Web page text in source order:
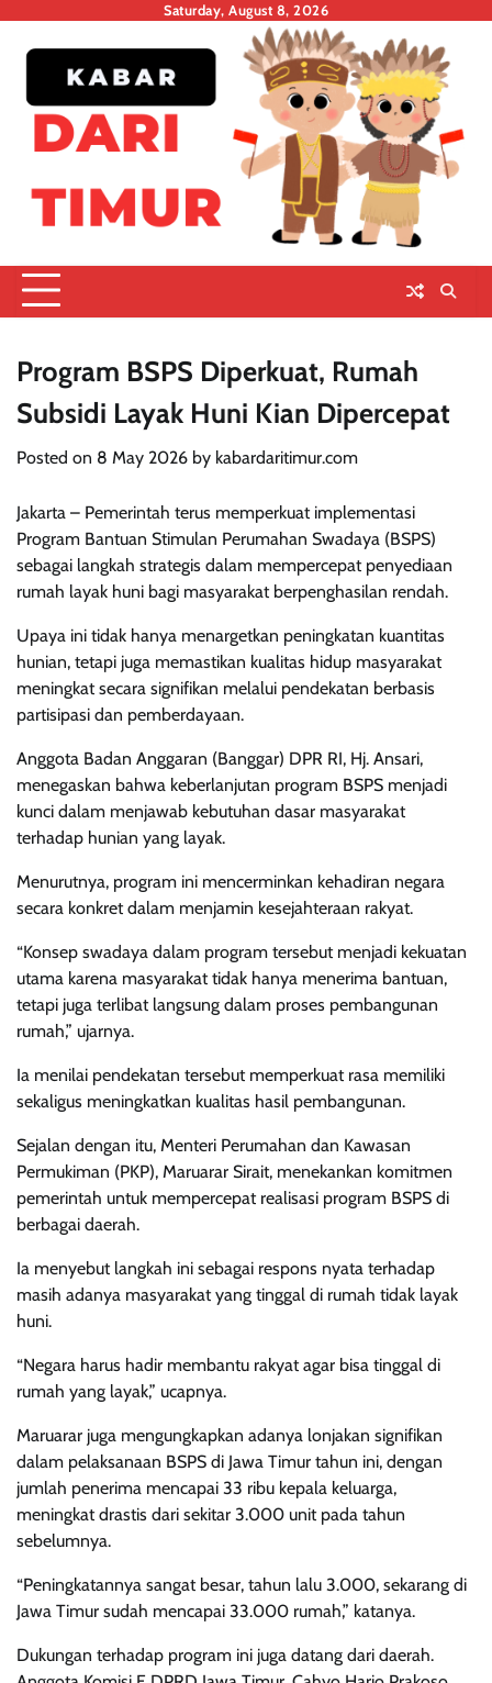
Saturday, August 8, 2026
Program BSPS Diperkuat, Rumah
Subsidi Layak Huni Kian Dipercepat
Posted on 8 May 2026 by kabardaritimur.com
Jakarta – Pemerintah terus memperkuat implementasi
Program Bantuan Stimulan Perumahan Swadaya (BSPS)
sebagai langkah strategis dalam mempercepat penyediaan
rumah layak huni bagi masyarakat berpenghasilan rendah.
Upaya ini tidak hanya menargetkan peningkatan kuantitas
hunian, tetapi juga memastikan kualitas hidup masyarakat
meningkat secara signifikan melalui pendekatan berbasis
partisipasi dan pemberdayaan.
Anggota Badan Anggaran (Banggar) DPR RI, Hj. Ansari,
menegaskan bahwa keberlanjutan program BSPS menjadi
kunci dalam menjawab kebutuhan dasar masyarakat
terhadap hunian yang layak.
Menurutnya, program ini mencerminkan kehadiran negara
secara konkret dalam menjamin kesejahteraan rakyat.
“Konsep swadaya dalam program tersebut menjadi kekuatan
utama karena masyarakat tidak hanya menerima bantuan,
tetapi juga terlibat langsung dalam proses pembangunan
rumah,” ujarnya.
Ia menilai pendekatan tersebut memperkuat rasa memiliki
sekaligus meningkatkan kualitas hasil pembangunan.
Sejalan dengan itu, Menteri Perumahan dan Kawasan
Permukiman (PKP), Maruarar Sirait, menekankan komitmen
pemerintah untuk mempercepat realisasi program BSPS di
berbagai daerah.
Ia menyebut langkah ini sebagai respons nyata terhadap
masih adanya masyarakat yang tinggal di rumah tidak layak
huni.
“Negara harus hadir membantu rakyat agar bisa tinggal di
rumah yang layak,” ucapnya.
Maruarar juga mengungkapkan adanya lonjakan signifikan
dalam pelaksanaan BSPS di Jawa Timur tahun ini, dengan
jumlah penerima mencapai 33 ribu kepala keluarga,
meningkat drastis dari sekitar 3.000 unit pada tahun
sebelumnya.
“Peningkatannya sangat besar, tahun lalu 3.000, sekarang di
Jawa Timur sudah mencapai 33.000 rumah,” katanya.
Dukungan terhadap program ini juga datang dari daerah.